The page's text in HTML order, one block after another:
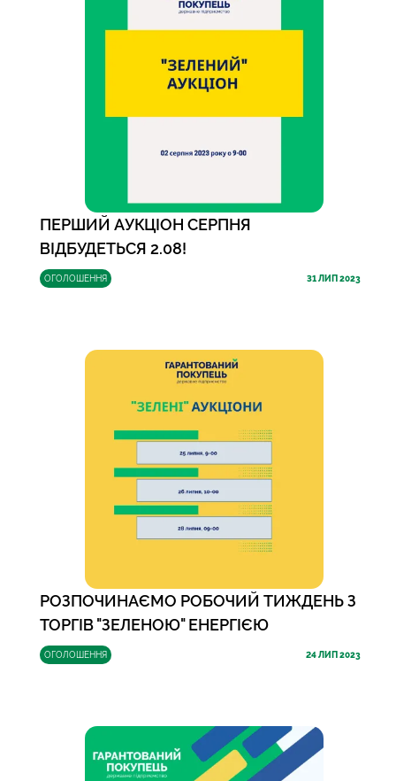
ОГОЛОШЕННЯ 31ЛИП 2023
ПЕРШИЙ АУКЦІОН СЕРПНЯ
ВІДБУДЕТЬСЯ 2.08!
ОГОЛОШЕННЯ 24ЛИП 2023
РОЗПОЧИНАЄМО РОБОЧИЙ ТИЖДЕНЬ З
ТОРГІВ "ЗЕЛЕНОЮ" ЕНЕРГІЄЮ